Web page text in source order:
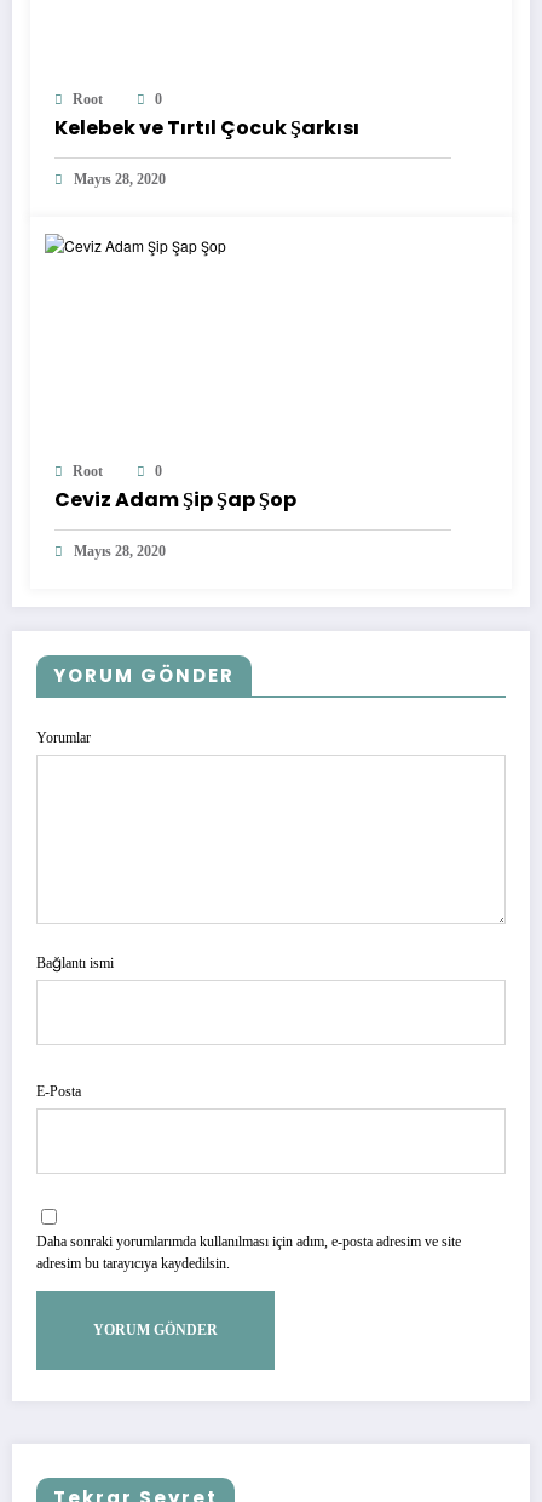
Root 0
Kelebek ve Tırtıl Çocuk Şarkısı
Mayıs 28, 2020
Root 0
Ceviz Adam Şip Şap Şop
Mayıs 28, 2020
YORUM GÖNDER
Yorumlar
Bağlantı ismi
E-Posta
Daha sonraki yorumlarımda kullanılması için adım, e-posta adresim ve site
adresim bu tarayıcıya kaydedilsin.